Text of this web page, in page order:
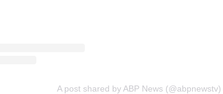
A post shared by ABP News (@abpnewstv)